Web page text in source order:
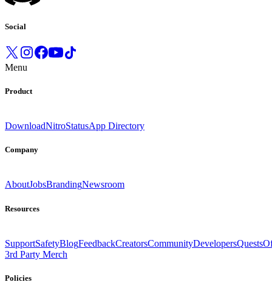
Social
Menu
Product
DownloadNitroStatusApp Directory
Company
AboutJobsBrandingNewsroom
Resources
SupportSafetyBlogFeedbackCreatorsCommunityDevelopersQuests
3rd Party Merch
Policies